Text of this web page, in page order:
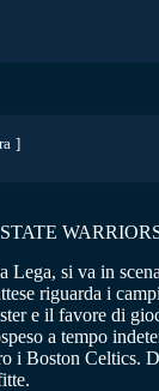
si va in
riguarda i
e il favore di
a tempo
i Boston Celtics.